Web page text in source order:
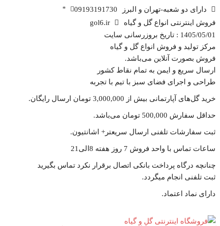
دارای دو شعبه-تهران و البرز *
09193191730
فروش اینترنتی انواع گل و گیاه
1405/05/01 : تاریخ بروزرسانی سایت
مرکز تولید و فروش انواع گل و گیاه
فروش بصورت آنلاین می‌باشد.
ارسال سریع و ایمن به تمام نقاط کشور
طراحی و اجرای فضای سبز با تیم با تجربه
خرید گل‌های آپارتمانی بیش از 3,000,000 تومان ارسال رایگان.
حداقل سفارش 500,000 تومان می‌باشد.
ثبت سفارشات تلفنی ارسال سریعتر+ اشانتیون‌.
ساعات تماس با واحد فروش 7 روز هفته 8الی21
چنانچه درگاه پرداخت بانکی اتصال برقرار نکرد تماس بگیرید
ثبت تلفنی انجام میگردد.
دارای نماد اعتماد.